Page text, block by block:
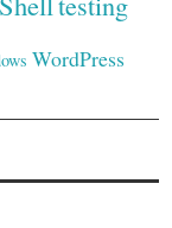
WordPress